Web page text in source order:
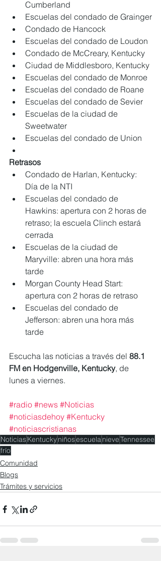
Cumberland
Escuelas del condado de Grainger
Condado de Hancock
Escuelas del condado de Loudon
Condado de McCreary, Kentucky
Ciudad de Middlesboro, Kentucky
Escuelas del condado de Monroe
Escuelas del condado de Roane
Escuelas del condado de Sevier
Escuelas de la ciudad de
Sweetwater
Escuelas del condado de Union
Retrasos
Condado de Harlan, Kentucky:
Día de la NTI
Escuelas del condado de
Hawkins: apertura con 2 horas de
retraso; la escuela Clinch estará
cerrada
Escuelas de la ciudad de
Maryville: abren una hora más
tarde
Morgan County Head Start:
apertura con 2 horas de retraso
Escuelas del condado de
Jefferson: abren una hora más
tarde
Escucha las noticias a través del 88.1
FM en Hodgenville, Kentucky, de
lunes a viernes.
#radio #news #Noticias
#noticiasdehoy #Kentucky
#noticiascristianas
NoticiasKentuckyniñosescuelanieveTennessee
frío
Comunidad
Blogs
Trámites y servicios